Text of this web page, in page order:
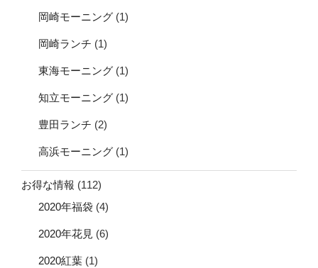
岡崎モーニング (1)
岡崎ランチ (1)
東海モーニング (1)
知立モーニング (1)
豊田ランチ (2)
高浜モーニング (1)
お得な情報 (112)
2020年福袋 (4)
2020年花見 (6)
2020紅葉 (1)